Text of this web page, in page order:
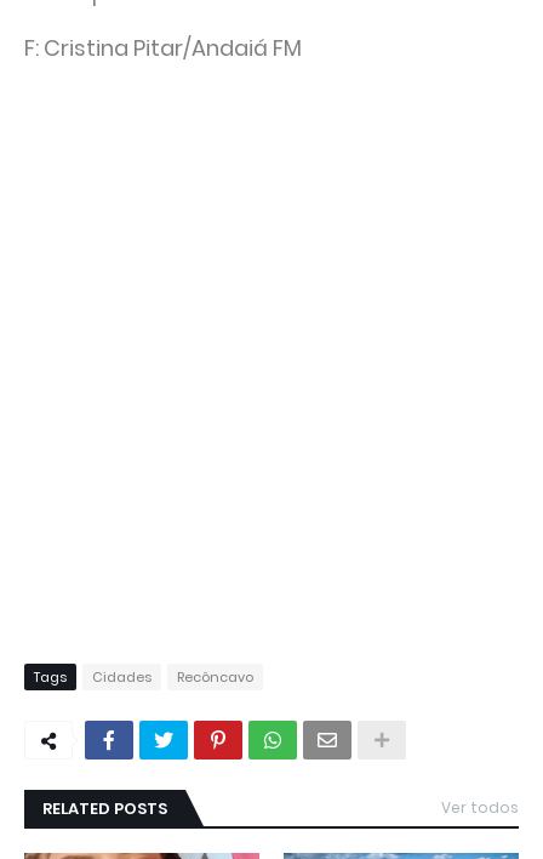
F: Cristina Pitar/Andaiá FM
Tags Cidades Recôncavo
RELATED POSTS Ver todos